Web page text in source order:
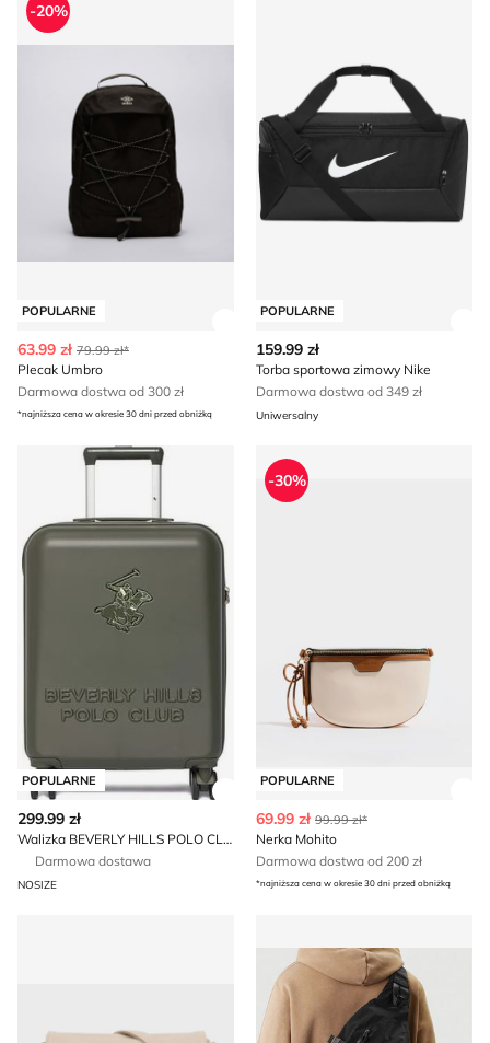
POPULARNE
-20%
63.99 zł 79.99 zł*
Plecak Umbro
Darmowa dostwa od 300 zł
*najniższa cena w okresie 30 dni przed obniżką
POPULARNE
159.99 zł
Torba sportowa zimowy Nike
Darmowa dostwa od 349 zł
Uniwersalny
Walizka BEVERLY HILLS POLO CLUB
POPULARNE
299.99 zł
Walizka BEVERLY HILLS POLO CLUB
Darmowa dostawa
NOSIZE
Nerka Mohito
POPULARNE
-30%
69.99 zł 99.99 zł*
Nerka Mohito
Darmowa dostwa od 200 zł
*najniższa cena w okresie 30 dni przed obniżką